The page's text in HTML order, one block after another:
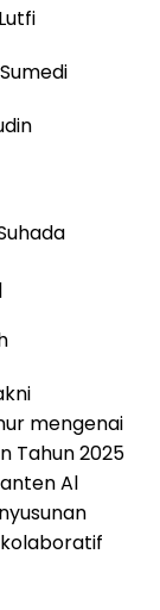
mengenai
Tahun 2025
Al